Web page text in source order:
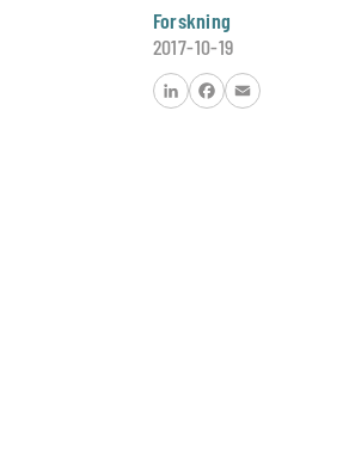
Forskning
2017-10-19
FacebookEmail